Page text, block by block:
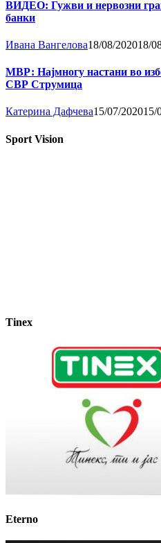
ВИДЕО: Гужви и нервозни
банки
Ивана Вангелова18/08/202018/
МВР: Најмногу настани во
СВР Струмица
Катерина Дафчева15/07/202015/
Sport Vision
Tinex
Eterno